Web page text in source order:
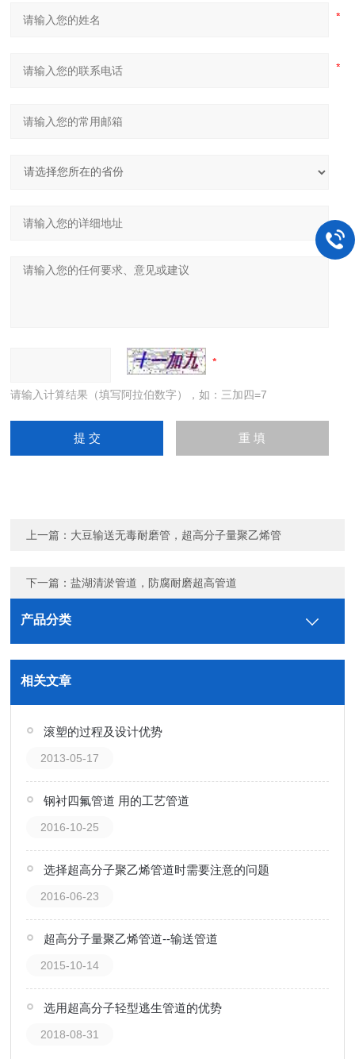
请输入计算结果（填写阿拉伯数字），如：三加四=7
上一篇： 大豆输送无毒耐磨管，超高分子量聚乙烯管
下一篇：盐湖清淤管道，防腐耐磨超高管道
产品分类
相关文章
滚塑的过程及设计优势
2013-05-17
钢衬四氟管道 用的工艺管道
2016-10-25
选择超高分子聚乙烯管道时需要注意的问题
2016-06-23
超高分子量聚乙烯管道--输送管道
2015-10-14
选用超高分子轻型逃生管道的优势
2018-08-31